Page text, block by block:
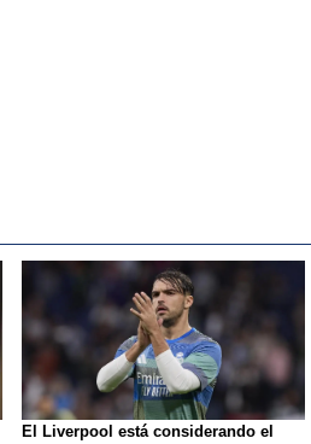
El Liverpool está considerando el